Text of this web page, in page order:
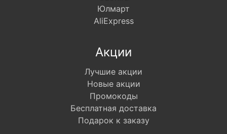
Юлмарт
AliExpress
Акции
Лучшие акции
Новые акции
Промокоды
Бесплатная доставка
Подарок к заказу